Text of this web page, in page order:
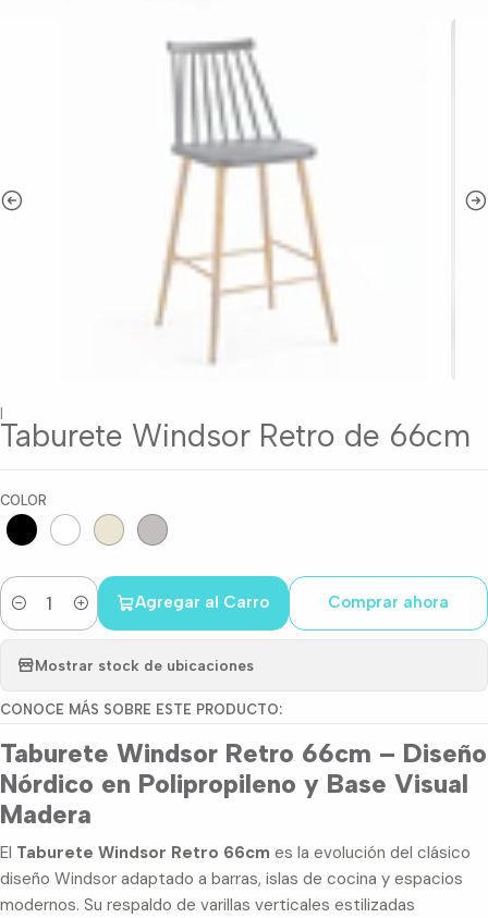
|
Taburete Windsor Retro de 66cm
COLOR
Cantidad
Agregar al Carro Comprar ahora
Mostrar stock de ubicaciones
CONOCE MÁS SOBRE ESTE PRODUCTO:
Taburete Windsor Retro 66cm – Diseño
Nórdico en Polipropileno y Base Visual
Madera
El Taburete Windsor Retro 66cm es la evolución del clásico
diseño Windsor adaptado a barras, islas de cocina y espacios
modernos. Su respaldo de varillas verticales estilizadas